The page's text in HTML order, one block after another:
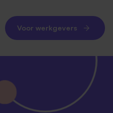
Voor werkgevers